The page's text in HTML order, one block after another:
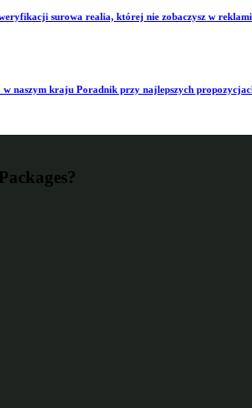
surowa realia, której nie zobaczysz w
naszym kraju Poradnik przy najlepszych